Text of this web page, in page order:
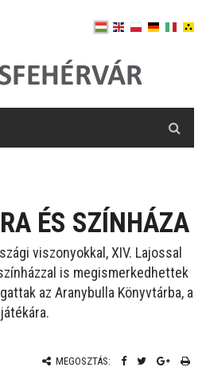
ÉS SZÍNHÁZA
viszonyokkal, XIV. Lajossal
is megismerkedhettek
az Aranybulla Könyvtárba, a
MEGOSZTÁS: